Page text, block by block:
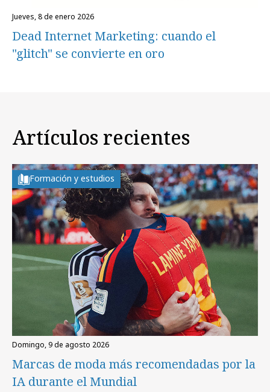
jueves, 8 de enero 2026
Dead Internet Marketing: cuando el
"glitch" se convierte en oro
Artículos recientes
Formación y estudios
domingo, 9 de agosto 2026
Marcas de moda más recomendadas por la
IA durante el Mundial